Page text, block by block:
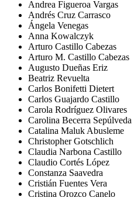
Andrea Figueroa Vargas
Andrés Cruz Carrasco
Ángela Venegas
Anna Kowalczyk
Arturo Castillo Cabezas
Arturo M. Castillo Cabezas
Augusto Dueñas Eriz
Beatriz Revuelta
Carlos Bonifetti Dietert
Carlos Guajardo Castillo
Carola Rodríguez Olivares
Carolina Becerra Sepúlveda
Catalina Maluk Abusleme
Christopher Gotschlich
Claudia Narbona Castillo
Claudio Cortés López
Constanza Saavedra
Cristián Fuentes Vera
Cristina Orozco Canelo